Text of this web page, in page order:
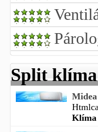
Split
Klíma